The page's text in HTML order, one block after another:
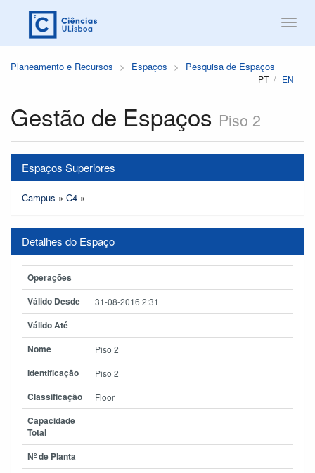
Planeamento e Recursos Espaços Pesquisa de Espaços
PT EN
Gestão de Espaços Piso 2
Espaços Superiores
Campus » C4 »
Detalhes do Espaço
Operações
Válido Desde
31-08-2016 2:31
Válido Até
Nome
Piso 2
Identificação Piso 2
Classificação Floor
Capacidade
Total
Nº de Planta